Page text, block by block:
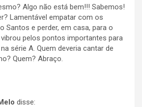
Algo não está bem!!! Sabemos!
Lamentável empatar com os
Santos e perder, em casa, para o
vibrou pelos pontos importantes para
série A. Quem deveria cantar de
Quem? Abraço.
disse: